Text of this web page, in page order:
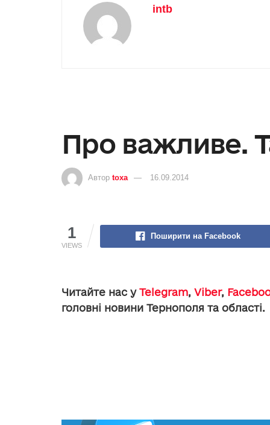
intb
Про важливе.
Автор toxa 16.09.2014
1
VIEWS
Поширити на Facebook
Читайте нас у Telegram, Viber,
головні новини Тернополя та області.